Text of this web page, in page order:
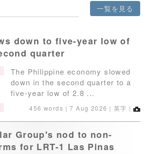
一覧を見る
down to five-year low of
quarter
The Philippine economy slowed
down in the second quarter to a
five-year low of 2.8 ...
456 words｜7 Aug 2026 ｜英字｜
Group's nod to non-
for LRT-1 Las Pinas